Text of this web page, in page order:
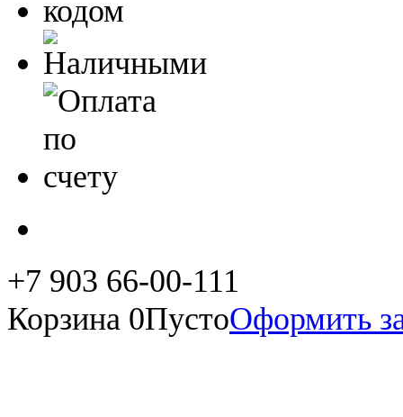
+7 903 66-00-111
Корзина 0ПустоОформить